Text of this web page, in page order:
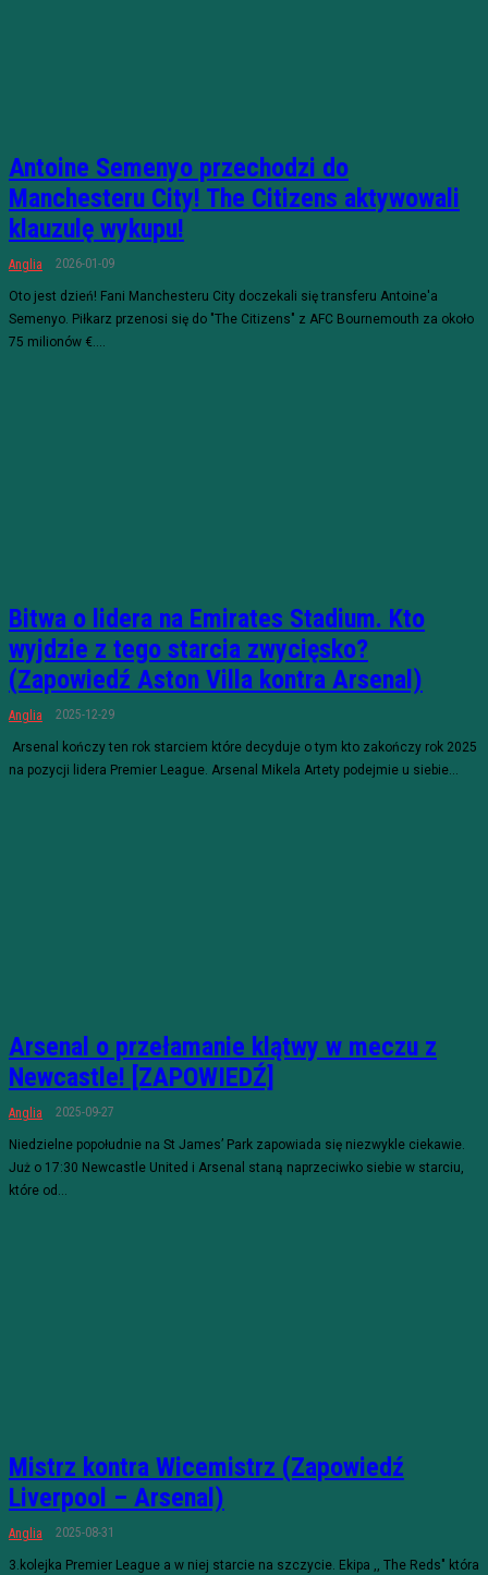
Antoine Semenyo przechodzi do
Manchesteru City! The Citizens aktywowali
klauzulę wykupu!
Anglia 2026-01-09
Oto jest dzień! Fani Manchesteru City doczekali się transferu Antoine'a
Semenyo. Piłkarz przenosi się do "The Citizens" z AFC Bournemouth za około
75 milionów €....
Bitwa o lidera na Emirates Stadium. Kto
wyjdzie z tego starcia zwycięsko?
(Zapowiedź Aston Villa kontra Arsenal)
Anglia 2025-12-29
Arsenal kończy ten rok starciem które decyduje o tym kto zakończy rok 2025
na pozycji lidera Premier League. Arsenal Mikela Artety podejmie u siebie...
Arsenal o przełamanie klątwy w meczu z
Newcastle! [ZAPOWIEDŹ]
Anglia 2025-09-27
Niedzielne popołudnie na St James’ Park zapowiada się niezwykle ciekawie.
Już o 17:30 Newcastle United i Arsenal staną naprzeciwko siebie w starciu,
które od...
Mistrz kontra Wicemistrz (Zapowiedź
Liverpool – Arsenal)
Anglia 2025-08-31
3.kolejka Premier League a w niej starcie na szczycie. Ekipa ,, The Reds" która